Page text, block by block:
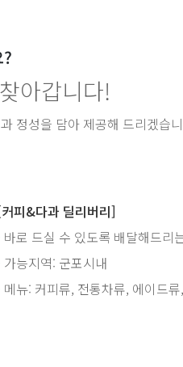
아갑니다!
정성을 담아 제공해 드리겠습
피&다과 딜리버리]
바로 드실 수 있도록 배달해드리
가능지역: 군포시내
메뉴: 커피류, 전통차류, 에이드류